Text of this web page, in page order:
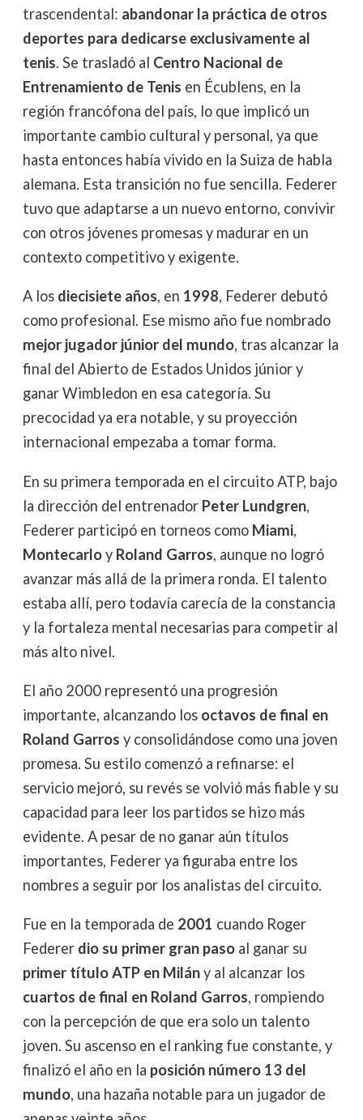
trascendental: abandonar la práctica de otros
deportes para dedicarse exclusivamente al
tenis. Se trasladó al Centro Nacional de
Entrenamiento de Tenis en Écublens, en la
región francófona del país, lo que implicó un
importante cambio cultural y personal, ya que
hasta entonces había vivido en la Suiza de habla
alemana. Esta transición no fue sencilla. Federer
tuvo que adaptarse a un nuevo entorno, convivir
con otros jóvenes promesas y madurar en un
contexto competitivo y exigente.
A los diecisiete años, en 1998, Federer debutó
como profesional. Ese mismo año fue nombrado
mejor jugador júnior del mundo, tras alcanzar la
final del Abierto de Estados Unidos júnior y
ganar Wimbledon en esa categoría. Su
precocidad ya era notable, y su proyección
internacional empezaba a tomar forma.
En su primera temporada en el circuito ATP, bajo
la dirección del entrenador Peter Lundgren,
Federer participó en torneos como Miami,
Montecarloy Roland Garros, aunque no logró
avanzar más allá de la primera ronda. El talento
estaba allí, pero todavía carecía de la constancia
y la fortaleza mental necesarias para competir al
más alto nivel.
El año 2000 representó una progresión
importante, alcanzando los octavos de final en
Roland Garros y consolidándose como una joven
promesa. Su estilo comenzó a refinarse: el
servicio mejoró, su revés se volvió más fiable y su
capacidad para leer los partidos se hizo más
evidente. A pesar de no ganar aún títulos
importantes, Federer ya figuraba entre los
nombres a seguir por los analistas del circuito.
Fue en la temporada de 2001 cuando Roger
Federer dio su primer gran pasoal ganar su
primer título ATP en Milány al alcanzar los
cuartos de final en Roland Garros, rompiendo
con la percepción de que era solo un talento
joven. Su ascenso en el ranking fue constante, y
finalizó el año en la posición número 13 del
mundo, una hazaña notable para un jugador de